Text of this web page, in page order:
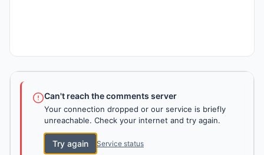
Can't reach the comments server
Your connection dropped or our service is briefly
unreachable. Check your internet and try again.
Try again Service status